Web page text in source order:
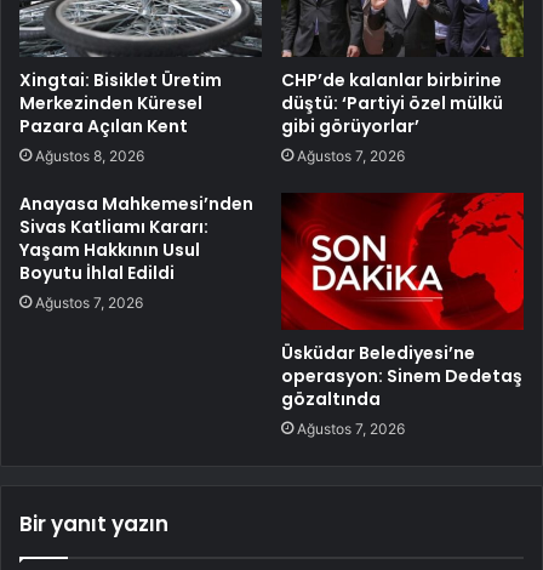
Xingtai: Bisiklet Üretim
Merkezinden Küresel
Pazara Açılan Kent
Ağustos 8, 2026
CHP’de kalanlar birbirine
düştü: ‘Partiyi özel mülkü
gibi görüyorlar’
Ağustos 7, 2026
Anayasa Mahkemesi’nden
Sivas Katliamı Kararı:
Yaşam Hakkının Usul
Boyutu İhlal Edildi
Ağustos 7, 2026
Üsküdar Belediyesi’ne
operasyon: Sinem Dedetaş
gözaltında
Ağustos 7, 2026
Bir yanıt yazın